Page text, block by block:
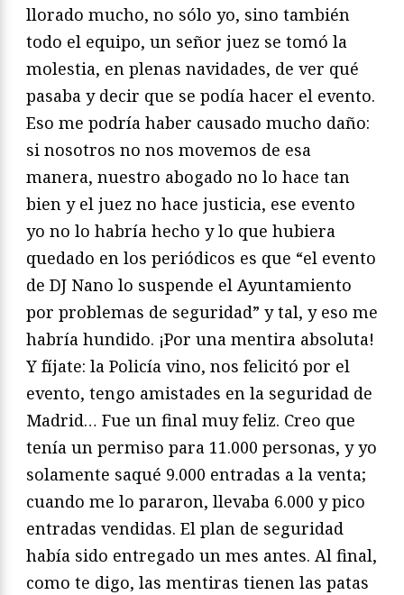
llorado mucho, no sólo yo, sino también
todo el equipo, un señor juez se tomó la
molestia, en plenas navidades, de ver qué
pasaba y decir que se podía hacer el evento.
Eso me podría haber causado mucho daño:
si nosotros no nos movemos de esa
manera, nuestro abogado no lo hace tan
bien y el juez no hace justicia, ese evento
yo no lo habría hecho y lo que hubiera
quedado en los periódicos es que “el evento
de DJ Nano lo suspende el Ayuntamiento
por problemas de seguridad” y tal, y eso me
habría hundido. ¡Por una mentira absoluta!
Y fíjate: la Policía vino, nos felicitó por el
evento, tengo amistades en la seguridad de
Madrid… Fue un final muy feliz. Creo que
tenía un permiso para 11.000 personas, y yo
solamente saqué 9.000 entradas a la venta;
cuando me lo pararon, llevaba 6.000 y pico
entradas vendidas. El plan de seguridad
había sido entregado un mes antes. Al final,
como te digo, las mentiras tienen las patas